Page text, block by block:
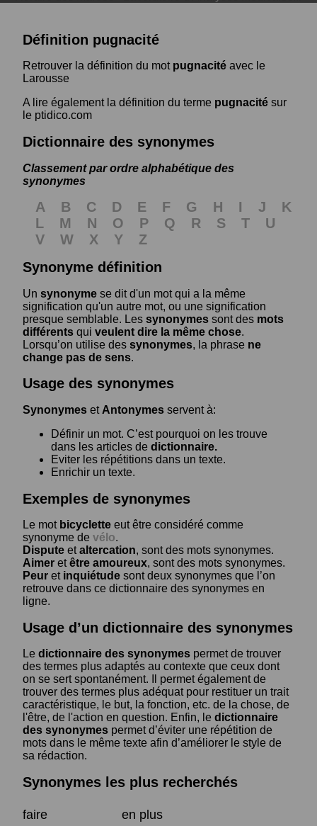
Définition pugnacité
Retrouver la définition du mot pugnacité avec le
Larousse
A lire également la définition du terme pugnacité sur
le ptidico.com
Dictionnaire des synonymes
Classement par ordre alphabétique des
synonymes
A B C D E F G H I J
K
L
M N O P Q R S T
U
V
W X Y
Z
Synonyme définition
Un synonyme se dit d'un mot qui a la même
signification qu'un autre mot, ou une signification
presque semblable. Les synonymes sont des mots
différents qui veulent dire la même chose.
Lorsqu’on utilise des synonymes, la phrase ne
change pas de sens.
Usage des synonymes
Synonymes et Antonymes servent à:
Définir un mot. C’est pourquoi on les trouve
dans les articles de dictionnaire.
Eviter les répétitions dans un texte.
Enrichir un texte.
Exemples de synonymes
Le mot bicyclette eut être considéré comme
synonyme de vélo.
Dispute etaltercation, sont des mots synonymes.
Aimer etêtre amoureux, sont des mots synonymes.
Peur et inquiétude sont deux synonymes que l’on
retrouve dans ce dictionnaire des synonymes en
ligne.
Usage d’un dictionnaire des synonymes
Le dictionnaire des synonymes permet de trouver
des termes plus adaptés au contexte que ceux dont
on se sert spontanément. Il permet également de
trouver des termes plus adéquat pour restituer un trait
caractéristique, le but, la fonction, etc. de la chose, de
l'être, de l'action en question. Enfin, le dictionnaire
des synonymes permet d’éviter une répétition de
mots dans le même texte afin d’améliorer le style de
sa rédaction.
Synonymes les plus recherchés
faire
en plus